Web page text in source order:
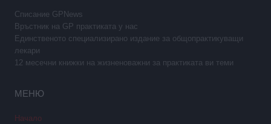
Списание GPNews
Връстник на GP практиката у нас
Единственото специализирано издание за общопрактикуващи
лекари
12 месечни книжки на жизненоважни за практиката ви теми
МЕНЮ
Начало